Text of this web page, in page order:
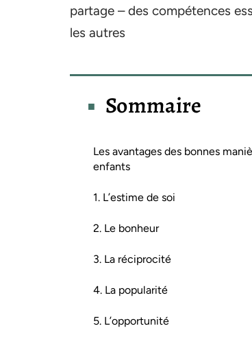
partage – des compétences
les autres
Sommaire
Les avantages des bonnes
enfants
1. L’estime de soi
2. Le bonheur
3. La réciprocité
4. La popularité
5. L’opportunité